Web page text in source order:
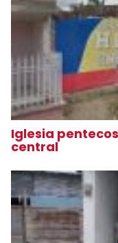
Iglesia
central